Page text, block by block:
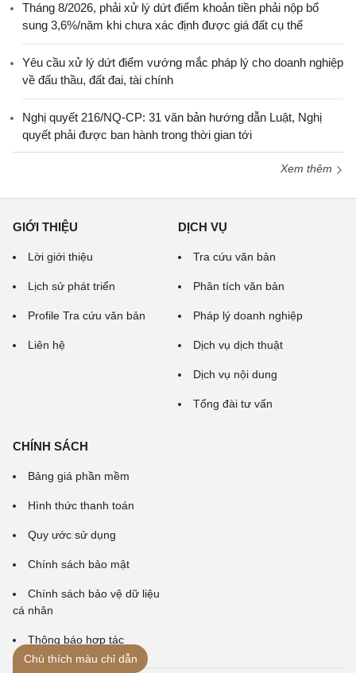
Tháng 8/2026, phải xử lý dứt điểm khoản tiền phải nộp bổ
sung 3,6%/năm khi chưa xác định được giá đất cụ thể
Yêu cầu xử lý dứt điểm vướng mắc pháp lý cho doanh nghiệp
về đấu thầu, đất đai, tài chính
Nghị quyết 216/NQ-CP: 31 văn bản hướng dẫn Luật, Nghị
quyết phải được ban hành trong thời gian tới
Xem thêm
GIỚI THIỆU
Lời giới thiệu
Lịch sử phát triển
Profile Tra cứu văn bản
Liên hệ
DỊCH VỤ
Tra cứu văn bản
Phân tích văn bản
Pháp lý doanh nghiệp
Dịch vụ dịch thuật
Dịch vụ nội dung
Tổng đài tư vấn
CHÍNH SÁCH
Bảng giá phần mềm
Hình thức thanh toán
Quy ước sử dụng
Chính sách bảo mật
Chính sách bảo vệ dữ liệu
cá nhân
Thông báo hợp tác
Chú thích màu chỉ dẫn